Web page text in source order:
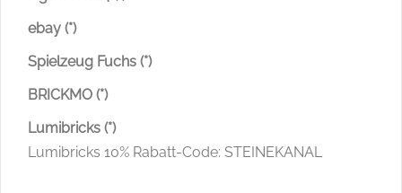
ebay (*)
Spielzeug Fuchs (*)
BRICKMO (*)
Lumibricks (*)
Lumibricks 10% Rabatt-Code: STEINEKANAL